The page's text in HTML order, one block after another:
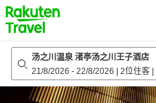
to
top
page
汤之川温泉 渚亭汤之川王子酒店
21/8/2026 - 22/8/2026 2位住客